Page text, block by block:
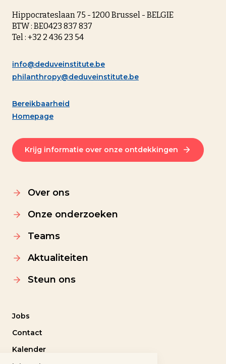
Hippocrateslaan 75 - 1200 Brussel - BELGIE
BTW : BE0423 837 837
Tel : +32 2 436 23 54
info@deduveinstitute.be
philanthropy@deduveinstitute.be
Bereikbaarheid
Homepage
Krijg informatie over onze ontdekkingen
Over ons
Onze onderzoeken
Teams
Aktualiteiten
Steun ons
Jobs
Contact
Kalender